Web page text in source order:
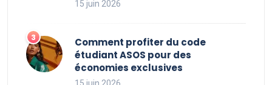
15 juin 2026
Comment profiter du code
étudiant ASOS pour des
économies exclusives